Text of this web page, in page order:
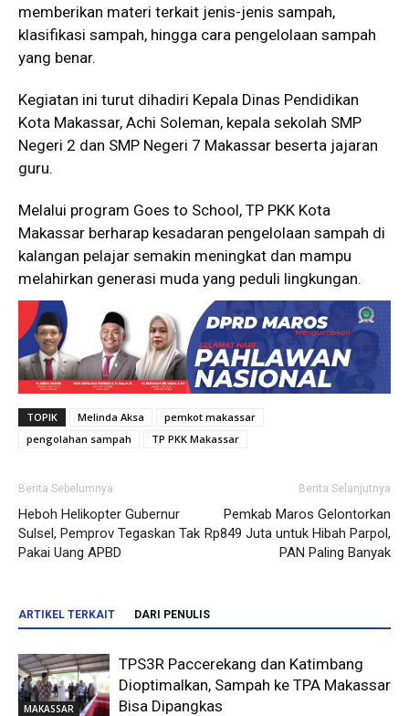
memberikan materi terkait jenis-jenis sampah,
klasifikasi sampah, hingga cara pengelolaan sampah
yang benar.
Kegiatan ini turut dihadiri Kepala Dinas Pendidikan
Kota Makassar, Achi Soleman, kepala sekolah SMP
Negeri 2 dan SMP Negeri 7 Makassar beserta jajaran
guru.
Melalui program Goes to School, TP PKK Kota
Makassar berharap kesadaran pengelolaan sampah di
kalangan pelajar semakin meningkat dan mampu
melahirkan generasi muda yang peduli lingkungan.
TOPIK Melinda Aksa
pemkot makassar
pengolahan sampah
TP PKK Makassar
Berita Sebelumnya
Heboh Helikopter Gubernur
Sulsel, Pemprov Tegaskan Tak
Pakai Uang APBD
Berita Selanjutnya
Pemkab Maros Gelontorkan
Rp849 Juta untuk Hibah Parpol,
PAN Paling Banyak
ARTIKEL TERKAIT DARI PENULIS
MAKASSAR
TPS3R Paccerekang dan Katimbang
Dioptimalkan, Sampah ke TPA Makassar
Bisa Dipangkas